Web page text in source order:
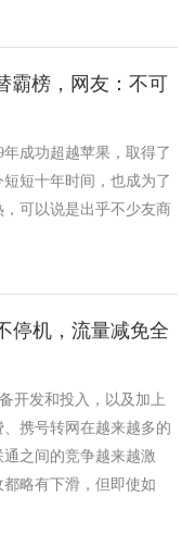
霸榜，网友：不可
成功超越苹果，取得了
短十年时间，也成为了
可以说是出乎不少友商
停机，流量减免全
开发和投入，以及加上
携号转网在越来越多的
之间的竞争越来越激
略有下滑，但即使如